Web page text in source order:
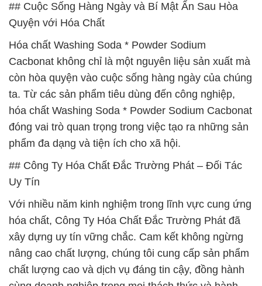
## Cuộc Sống Hàng Ngày và Bí Mật Ẩn Sau Hòa
Quyện với Hóa Chất
Hóa chất Washing Soda * Powder Sodium
Cacbonat không chỉ là một nguyên liệu sản xuất mà
còn hòa quyện vào cuộc sống hàng ngày của chúng
ta. Từ các sản phẩm tiêu dùng đến công nghiệp,
hóa chất Washing Soda * Powder Sodium Cacbonat
đóng vai trò quan trọng trong việc tạo ra những sản
phẩm đa dạng và tiện ích cho xã hội.
## Công Ty Hóa Chất Đắc Trường Phát – Đối Tác
Uy Tín
Với nhiều năm kinh nghiệm trong lĩnh vực cung ứng
hóa chất, Công Ty Hóa Chất Đắc Trường Phát đã
xây dựng uy tín vững chắc. Cam kết không ngừng
nâng cao chất lượng, chúng tôi cung cấp sản phẩm
chất lượng cao và dịch vụ đáng tin cậy, đồng hành